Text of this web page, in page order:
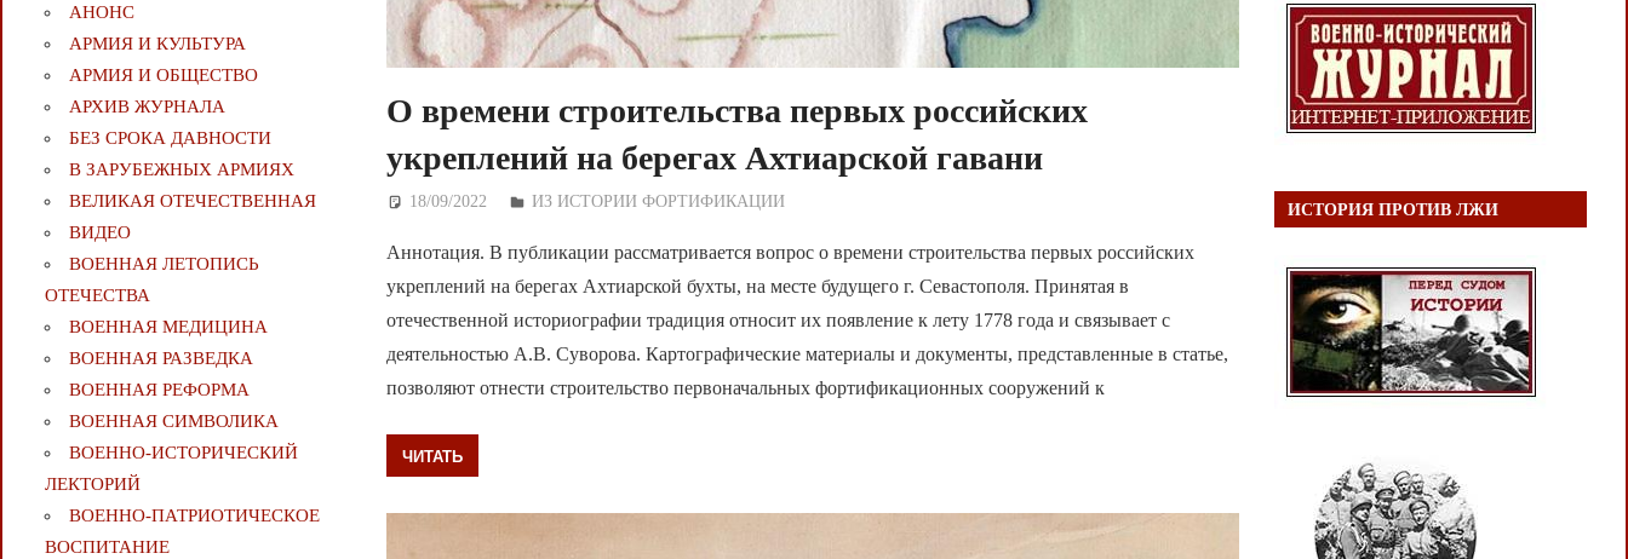
О времени строительства первых российских
укреплений на берегах Ахтиарской гавани
18/09/2022 Дежурный по Редакции
ИЗ ИСТОРИИ ФОРТИФИКАЦИИ
Аннотация. В публикации рассматривается вопрос о времени строительства первых российских
укреплений на берегах Ахтиарской бухты, на месте будущего г. Севастополя. Принятая в
отечественной историографии традиция относит их появление к лету 1778 года и связывает с
деятельностью А.В. Суворова. Картографические материалы и документы, представленные в статье,
позволяют отнести строительство первоначальных фортификационных сооружений к
ЧИТАТЬ
АНОНС
АРМИЯ И КУЛЬТУРА
АРМИЯ И ОБЩЕСТВО
АРХИВ ЖУРНАЛА
БЕЗ СРОКА ДАВНОСТИ
В ЗАРУБЕЖНЫХ АРМИЯХ
ВЕЛИКАЯ ОТЕЧЕСТВЕННАЯ
ВИДЕО
ВОЕННАЯ ЛЕТОПИСЬ
ОТЕЧЕСТВА
ВОЕННАЯ МЕДИЦИНА
ВОЕННАЯ РАЗВЕДКА
ВОЕННАЯ РЕФОРМА
ВОЕННАЯ СИМВОЛИКА
ВОЕННО-ИСТОРИЧЕСКИЙ
ЛЕКТОРИЙ
ВОЕННО-ПАТРИОТИЧЕСКОЕ
ВОСПИТАНИЕ
ИСТОРИЯ ПРОТИВ ЛЖИ